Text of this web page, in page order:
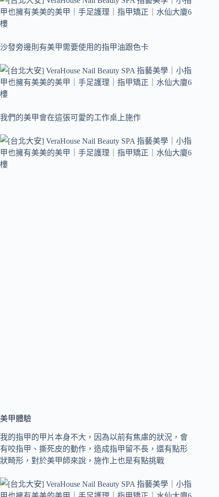
沙發旁邊則有美甲需要使用的指甲油跟色卡
我們的美甲會在這張可愛的工作桌上施作
美甲體驗
我的指甲的甲片本身不大，因為以前有焦慮的狀況，會
有咬指甲、撕死皮的動作，造成指甲留不長，還有點形
狀畸形，對於美甲師來說，施作上也是有點挑戰